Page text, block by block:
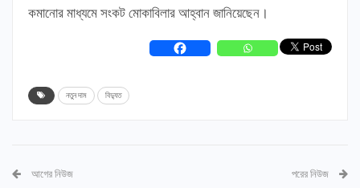
কমানোর মাধ্যমে সংকট মোকাবিলার আহ্বান জানিয়েছেন।
নতুন দাম বিদ্যুত
আগের নিউজ পরের নিউজ